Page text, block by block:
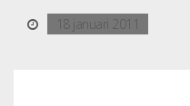
18 januari 2011